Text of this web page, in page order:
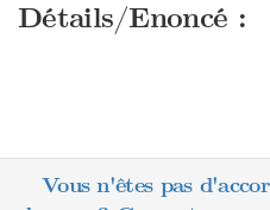
Détails/Enoncé :
Vous n'êtes pas